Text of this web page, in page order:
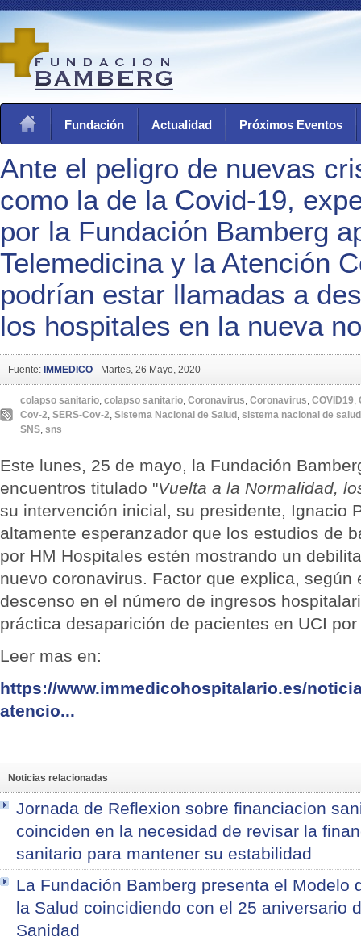
Fundación Actualidad Próximos Eventos
Ante el peligro de nuevas
como la de la Covid-19,
por la Fundación Bamberg
Telemedicina y la Atención
podrían estar llamadas a
los hospitales en la nueva
Fuente: IMMEDICO - Martes, 26 Mayo, 2020
colapso sanitario, colapso sanitario, Coronavirus, Coronavirus, COVID19,
Cov-2, SERS-Cov-2, Sistema Nacional de Salud , sistema nacional de salud
SNS, sns
Este lunes, 25 de mayo, la Fundación
encuentros titulado "Vuelta a la Normalidad,
su intervención inicial, su presidente, Ignacio
altamente esperanzador que los estudios de
por HM Hospitales estén mostrando un
nuevo coronavirus. Factor que explica, según
descenso en el número de ingresos
práctica desaparición de pacientes en UCI
Leer mas en:
https://www.immedicohospitalario.es/
atencio...
Noticias relacionadas
Jornada de Reflexion sobre financiacion
coinciden en la necesidad de revisar la
sanitario para mantener su estabilidad
La Fundación Bamberg presenta el Modelo
la Salud coincidiendo con el 25 aniversario
Sanidad